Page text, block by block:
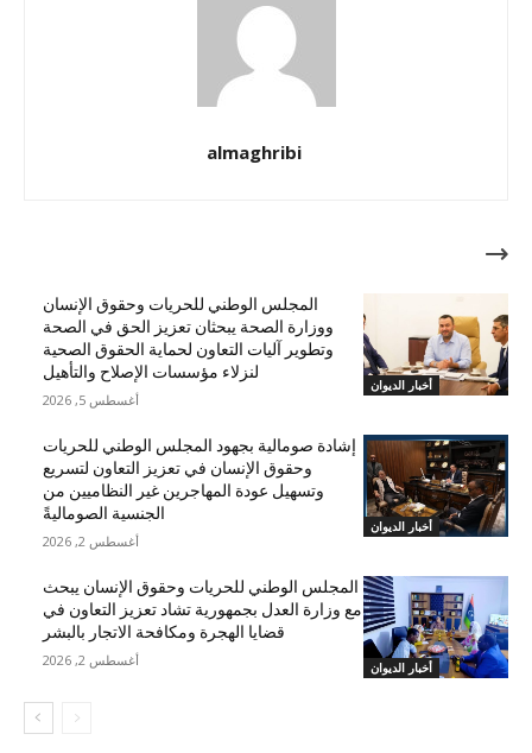
almaghribi
مقالات ذات صلة
أخبار الديوان
المجلس الوطني للحريات وحقوق الإنسان
ووزارة الصحة يبحثان تعزيز الحق في الصحة
وتطوير آليات التعاون لحماية الحقوق الصحية
لنزلاء مؤسسات الإصلاح والتأهيل
أغسطس 5, 2026
أخبار الديوان
إشادة صومالية بجهود المجلس الوطني للحريات
وحقوق الإنسان في تعزيز التعاون لتسريع
وتسهيل عودة المهاجرين غير النظاميين من
الجنسية الصوماليةً
أغسطس 2, 2026
أخبار الديوان
المجلس الوطني للحريات وحقوق الإنسان يبحث
مع وزارة العدل بجمهورية تشاد تعزيز التعاون في
قضايا الهجرة ومكافحة الاتجار بالبشر
أغسطس 2, 2026